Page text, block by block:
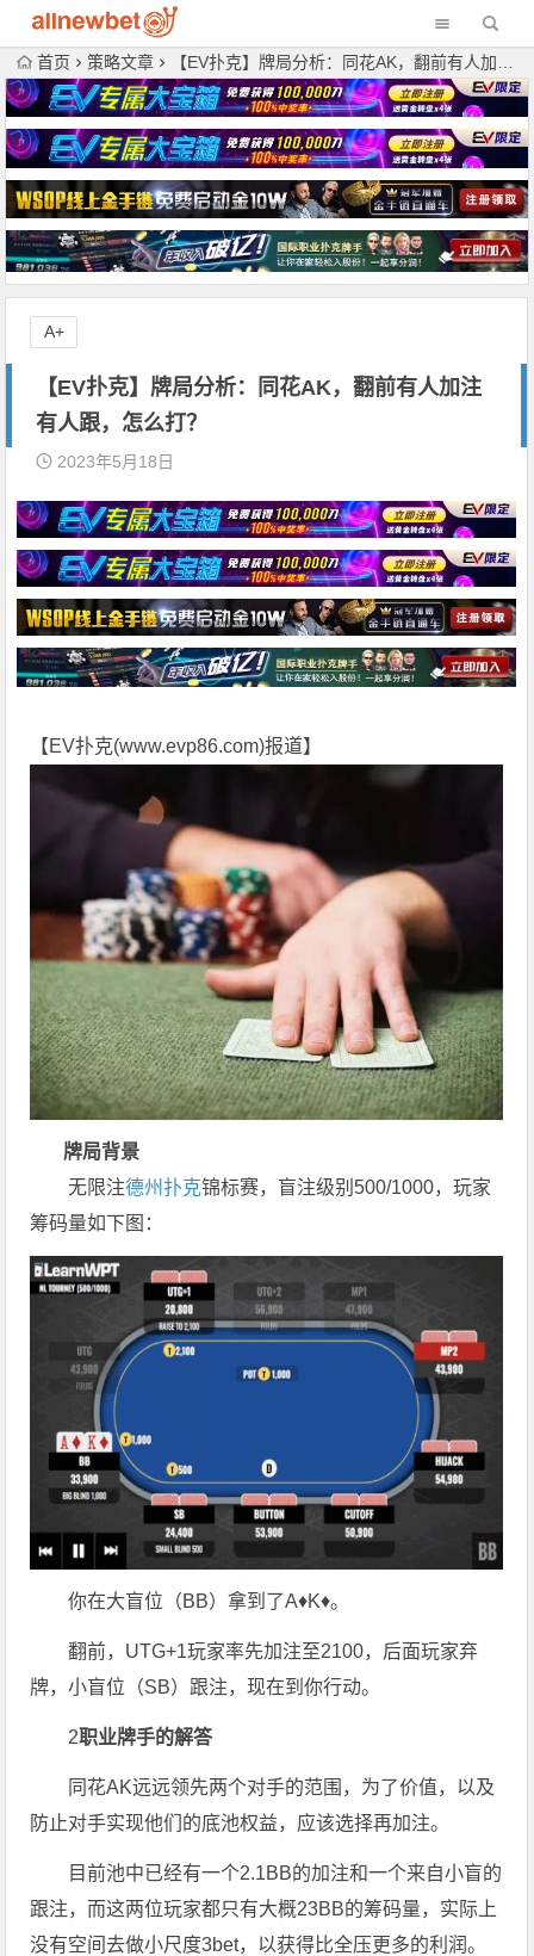
首页 策略文章 【EV扑克】牌局分析：同花AK，翻前有人加注有人跟，怎么打？
【EV扑克】牌局分析：同花AK，翻前有人加注
有人跟，怎么打？
2023年5月18日
【EV扑克(www.evp86.com)报道】
牌局背景
无限注德州扑克锦标赛，盲注级别500/1000，玩家
筹码量如下图：
你在大盲位（BB）拿到了A♦K♦。
翻前，UTG+1玩家率先加注至2100，后面玩家弃
牌，小盲位（SB）跟注，现在到你行动。
2职业牌手的解答
同花AK远远领先两个对手的范围，为了价值，以及
防止对手实现他们的底池权益，应该选择再加注。
目前池中已经有一个2.1BB的加注和一个来自小盲的
跟注，而这两位玩家都只有大概23BB的筹码量，实际上
没有空间去做小尺度3bet，以获得比全压更多的利润。
A+